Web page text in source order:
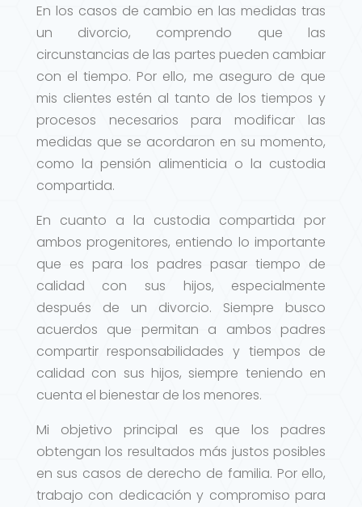
En los casos de cambio en las medidas tras
un divorcio, comprendo que las
circunstancias de las partes pueden cambiar
con el tiempo. Por ello, me aseguro de que
mis clientes estén al tanto de los tiempos y
procesos necesarios para modificar las
medidas que se acordaron en su momento,
como la pensión alimenticia o la custodia
compartida.
En cuanto a la custodia compartida por
ambos progenitores, entiendo lo importante
que es para los padres pasar tiempo de
calidad con sus hijos, especialmente
después de un divorcio. Siempre busco
acuerdos que permitan a ambos padres
compartir responsabilidades y tiempos de
calidad con sus hijos, siempre teniendo en
cuenta el bienestar de los menores.
Mi objetivo principal es que los padres
obtengan los resultados más justos posibles
en sus casos de derecho de familia. Por ello,
trabajo con dedicación y compromiso para